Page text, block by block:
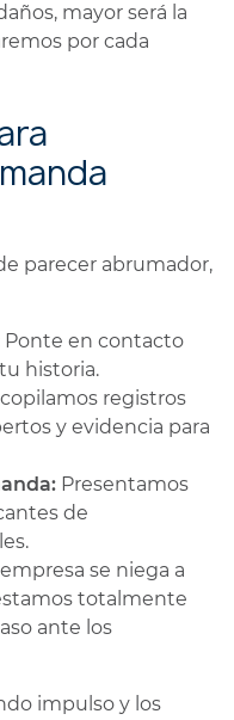
mayor será la
por cada
parecer abrumador,
Ponte en contacto
historia.
registros
y evidencia para
Presentamos
de
empresa se niega a
totalmente
ante los
impulso y los